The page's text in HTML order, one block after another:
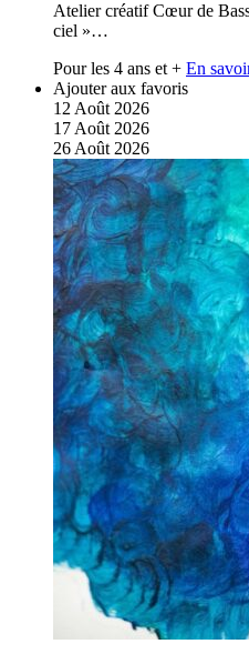
Atelier créatif Cœur de
ciel »…
Pour les 4 ans et + En
Ajouter aux favoris
12 Août 2026
17 Août 2026
26 Août 2026